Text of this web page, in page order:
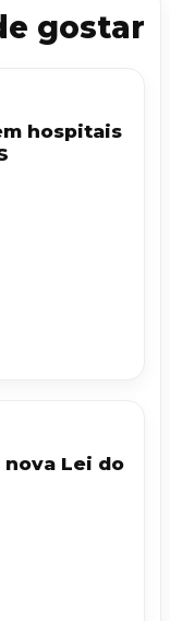
gostar
hospitais
nova Lei do